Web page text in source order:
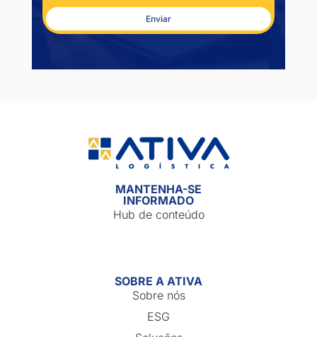
Enviar
MANTENHA-SE
INFORMADO
Hub deconteúdo
SOBRE A ATIVA
Sobre nós
ESG